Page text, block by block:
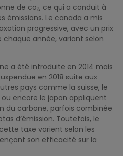
de co₂, ce qui a conduit à
émissions. Le canada a mis
progressive, avec un prix
année, variant selon
a été introduite en 2014 mais
en 2018 suite aux
pays comme la suisse, le
encore le japon appliquent
du carbone, parfois combinée
d’émission. Toutefois, le
taxe varient selon les
son efficacité sur la